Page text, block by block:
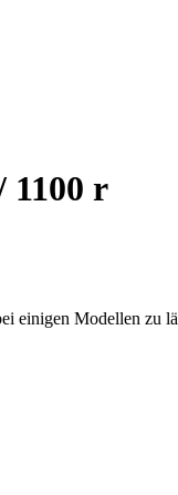
1100 r
Modellen zu